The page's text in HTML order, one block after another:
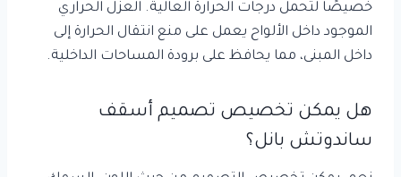
خصيصًا لتحمل درجات الحرارة العالية. العزل الحراري
الموجود داخل الألواح يعمل على منع انتقال الحرارة إلى
داخل المبنى، مما يحافظ على برودة المساحات الداخلية.
هل يمكن تخصيص تصميم أسقف
ساندوتش بانل؟